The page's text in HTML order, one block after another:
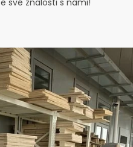
své znalosti s námi!